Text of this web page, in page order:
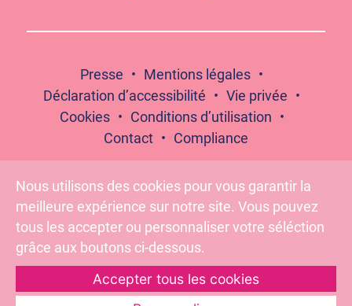
Presse
Mentions légales
Déclaration d’accessibilité
Vie privée
Cookies
Conditions d’utilisation
Contact
Compliance
Pour votre santé, évitez de grignoter entre les repas –
www.mangerbouger.fr
Suivez-nous :
Nous utilisons des cookies pour vous garantir la
meilleure expérience sur notre site. Vous pouvez
tous les accepter ou personnaliser votre séléction
grâce aux boutons ci-dessous.
Accepter tous les cookies